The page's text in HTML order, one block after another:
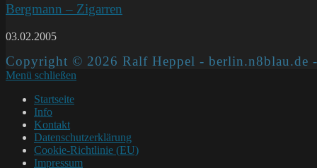
Bergmann – Zigarren
03.02.2005
Copyright © 2026 Ralf Heppel - berlin.n8blau.de
Menü schließen
Startseite
Info
Kontakt
Datenschutzerklärung
Cookie-Richtlinie (EU)
Impressum